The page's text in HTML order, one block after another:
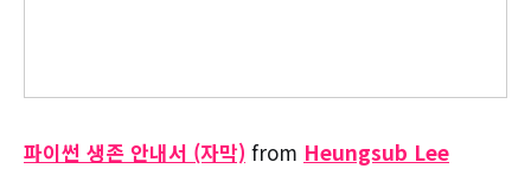
파이썬 생존 안내서 (자막) from Heungsub Lee